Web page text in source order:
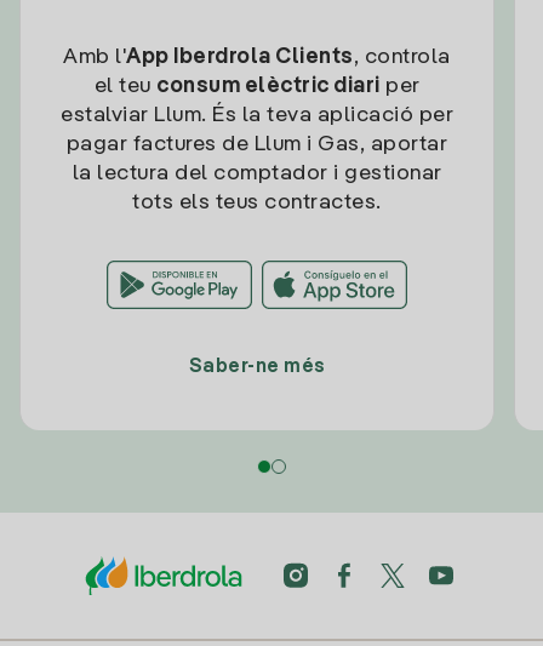
Amb l'App Iberdrola Clients, controla
el teu consum elèctric diari per
estalviar Llum. És la teva aplicació per
pagar factures de Llum i Gas, aportar
la lectura del comptador i gestionar
tots els teus contractes.
Saber-ne més